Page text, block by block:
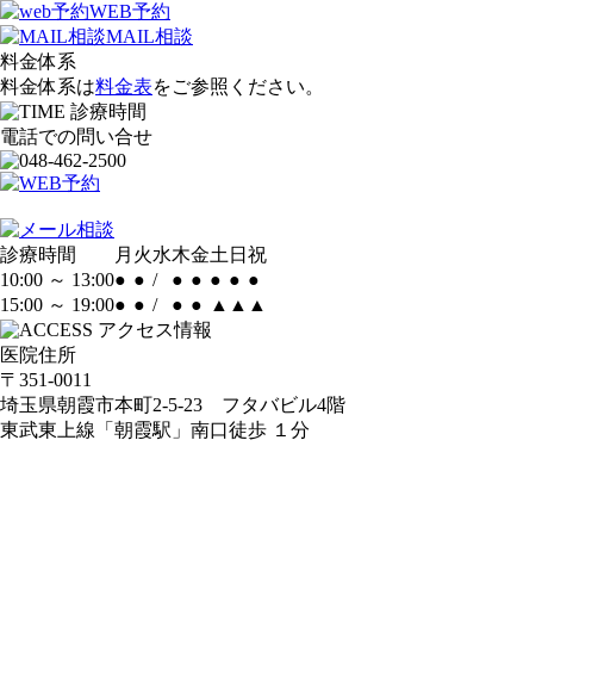
WEB予約
MAIL相談
料金体系
料金体系は料金表をご参照ください。
診療時間
電話での問い合せ
診療時間 月 火水木金土 日 祝
10:00 ～ 13:00● ● / ● ● ● ● ●
15:00 ～ 19:00● ● / ● ● ▲ ▲ ▲
アクセス情報
医院住所
〒351-0011
埼玉県朝霞市本町2-5-23 フタバビル4階
東武東上線 「朝霞駅」 南口徒歩 １分